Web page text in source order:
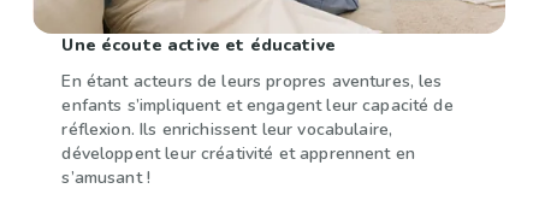
Une écoute active et éducative
En étant acteurs de leurs propres aventures, les
enfants s’impliquent et engagent leur capacité de
réflexion. Ils enrichissent leur vocabulaire,
développent leur créativité et apprennent en
s’amusant !